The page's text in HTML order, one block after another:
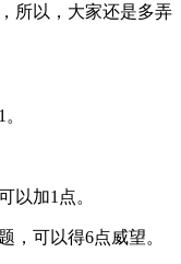
所以，大家还是多弄
加1点。
可以得6点威望。